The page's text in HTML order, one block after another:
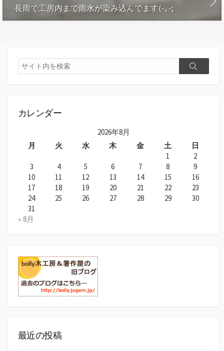
長雨で工房内まで雨水が染み込んでます(-｡-;
カレンダー
2026年8月
月
火 水 木 金 土
日
1
2
3
4 5 6 7 8
9
10
11 12 13 14 15
16
17
18 19 20 21 22
23
24
25 26 27 28 29
30
31
« 8月
最近の投稿